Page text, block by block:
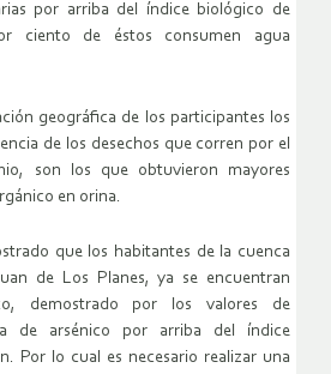
por arriba del índice biológico de
ciento de éstos consumen agua
geográfica de los participantes los
de los desechos que corren por el
son los que obtuvieron mayores
en orina.
que los habitantes de la cuenca
de Los Planes, ya se encuentran
demostrado por los valores de
de arsénico por arriba del índice
Por lo cual es necesario realizar una